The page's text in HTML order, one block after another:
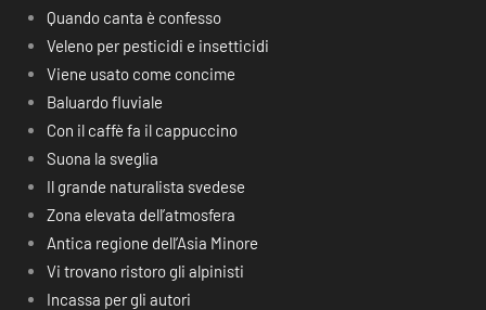
Quando canta è confesso
Veleno per pesticidi e insetticidi
Viene usato come concime
Baluardo fluviale
Con il caffè fa il cappuccino
Suona la sveglia
Il grande naturalista svedese
Zona elevata dell’atmosfera
Antica regione dell’Asia Minore
Vi trovano ristoro gli alpinisti
Incassa per gli autori